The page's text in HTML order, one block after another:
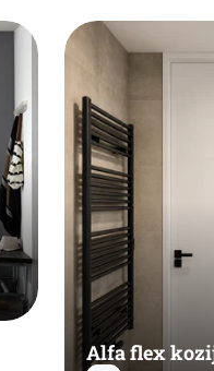
Alfa flex